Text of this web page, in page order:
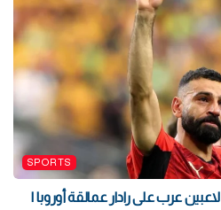
SPORTS
من سيكون الصفقة الأغلى؟ 5 لاعبين عرب على رادار عمالقة أوروبا |